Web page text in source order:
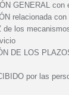
GENERAL con
relacionada
de los
DE LOS
por las